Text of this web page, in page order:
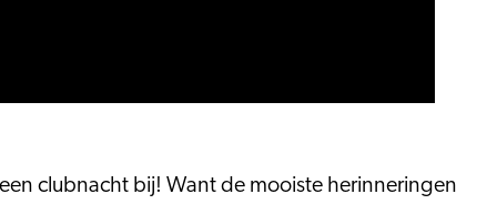
clubnacht bij! Want de mooiste herinneringen